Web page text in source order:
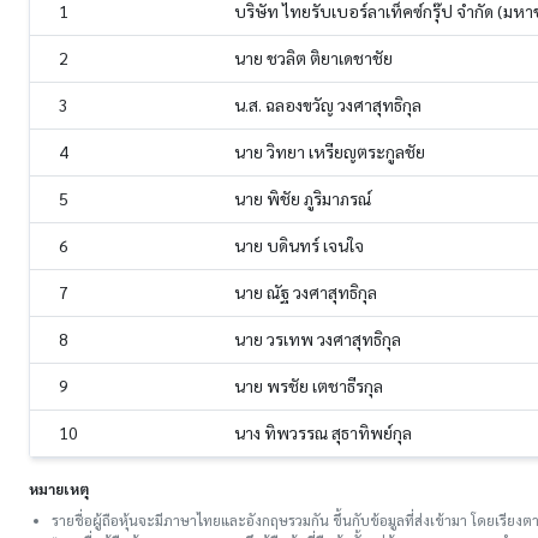
1 บริษัท ไทยรับเบอร์ลาเท็คซ์กรุ๊ป จำกัด (มห
2 นาย ชวลิต ติยาเดชาชัย
3 น.ส. ฉลองขวัญ วงศาสุทธิกุล
4 นาย วิทยา เหรียญตระกูลชัย
5 นาย พิชัย ภูริมาภรณ์
6 นาย บดินทร์ เจนใจ
7 นาย ณัฐ วงศาสุทธิกุล
8 นาย วรเทพ วงศาสุทธิกุล
9 นาย พรชัย เตชาธีรกุล
10 นาง ทิพวรรณ สุธาทิพย์กุล
หมายเหตุ
รายชื่อผู้ถือหุ้นจะมีภาษาไทยและอังกฤษรวมกัน ขึ้นกับข้อมูลที่ส่งเข้ามา โดยเรียงต